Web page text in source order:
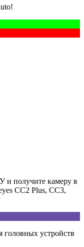
получите камеру в
CC2 Plus, CC3,
головных устройств